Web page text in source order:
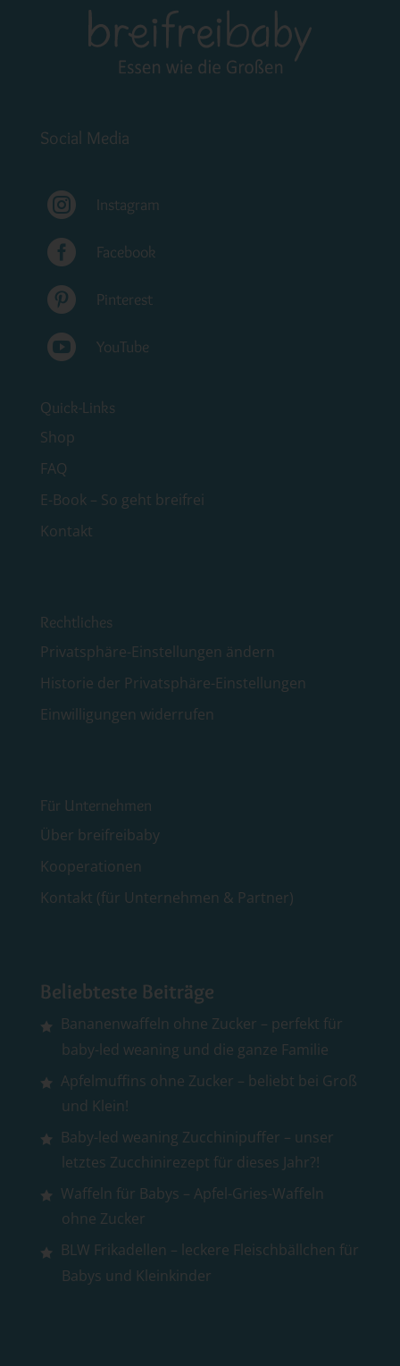
Social Media
 Instagram
 Facebook
 Pinterest
 YouTube
Quick-Links
Shop
FAQ
E-Book – So geht breifrei
Kontakt
Rechtliches
Privatsphäre-Einstellungen ändern
Historie der Privatsphäre-Einstellungen
Einwilligungen widerrufen
Für Unternehmen
Über breifreibaby
Kooperationen
Kontakt (für Unternehmen & Partner)
Beliebteste Beiträge
Bananenwaffeln ohne Zucker – perfekt für
baby-led weaning und die ganze Familie
Apfelmuffins ohne Zucker – beliebt bei Groß
und Klein!
Baby-led weaning Zucchinipuffer – unser
letztes Zucchinirezept für dieses Jahr?!
Waffeln für Babys – Apfel-Gries-Waffeln
ohne Zucker
BLW Frikadellen – leckere Fleischbällchen für
Babys und Kleinkinder